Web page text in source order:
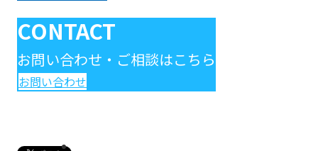
CONTACT
お問い合わせ・ご相談はこちら
お問い合わせ